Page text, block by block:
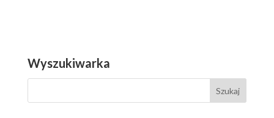
Wyszukiwarka